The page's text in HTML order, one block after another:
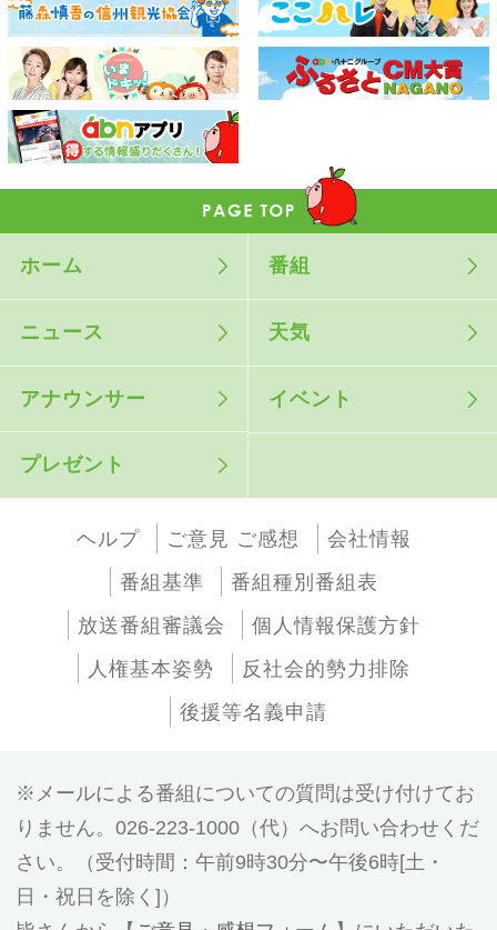
ホーム 番組
ニュース 天気
アナウンサー イベント
プレゼント
ヘルプ ご意見 ご感想
会社情報
番組基準
番組種別番組表
放送番組審議会
個人情報保護方針
人権基本姿勢
反社会的勢力排除
後援等名義申請
メールによる番組についての質問は受け付けてお
りません。026-223-1000（代）へお問い合わせくだ
さい。（受付時間：午前9時30分〜午後6時[土・
日・祝日を除く]）